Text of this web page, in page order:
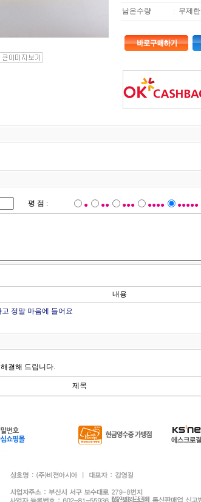
남은수량 : 무제한
평 점 : ● ●● ●●● ●●●● ●●●●●
내용
정말 마음에 들어요
결해 드립니다.
제목